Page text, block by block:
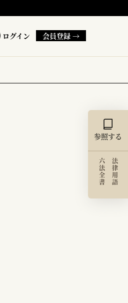
ログイン 会員登録 →
参照する
法律用語
六法全書